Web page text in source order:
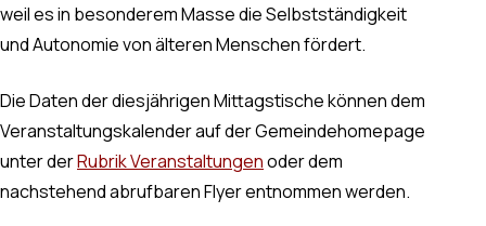
weil es in besonderem Masse die Selbstständigkeit
und Autonomie von älteren Menschen fördert.
Die Daten der diesjährigen Mittagstische können dem
Veranstaltungskalender auf der Gemeindehomepage
unter derRubrik Veranstaltungenoder dem
nachstehend abrufbaren Flyer entnommen werden.